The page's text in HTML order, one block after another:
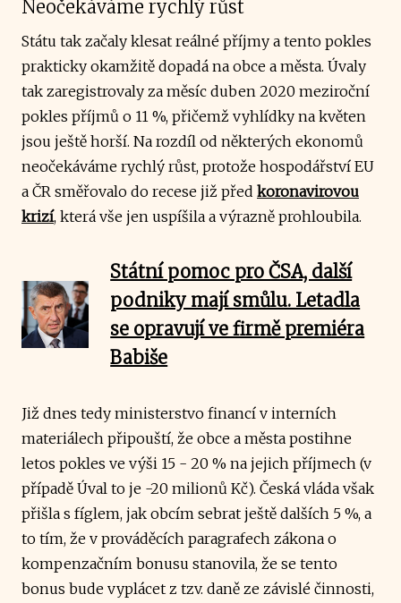
Neočekáváme rychlý růst
Státu tak začaly klesat reálné příjmy a tento pokles
prakticky okamžitě dopadá na obce a města. Úvaly
tak zaregistrovaly za měsíc duben 2020 meziroční
pokles příjmů o 11 %, přičemž vyhlídky na květen
jsou ještě horší. Na rozdíl od některých ekonomů
neočekáváme rychlý růst, protože hospodářství EU
a ČR směřovalo do recese již před koronavirovou
krizí, která vše jen uspíšila a výrazně prohloubila.
Státní pomoc pro ČSA, další
podniky mají smůlu. Letadla
se opravují ve firmě premiéra
Babiše
Již dnes tedy ministerstvo financí v interních
materiálech připouští, že obce a města postihne
letos pokles ve výši 15 - 20 % na jejich příjmech (v
případě Úval to je -20 milionů Kč). Česká vláda však
přišla s fíglem, jak obcím sebrat ještě dalších 5 %, a
to tím, že v prováděcích paragrafech zákona o
kompenzačním bonusu stanovila, že se tento
bonus bude vyplácet z tzv. daně ze závislé činnosti,